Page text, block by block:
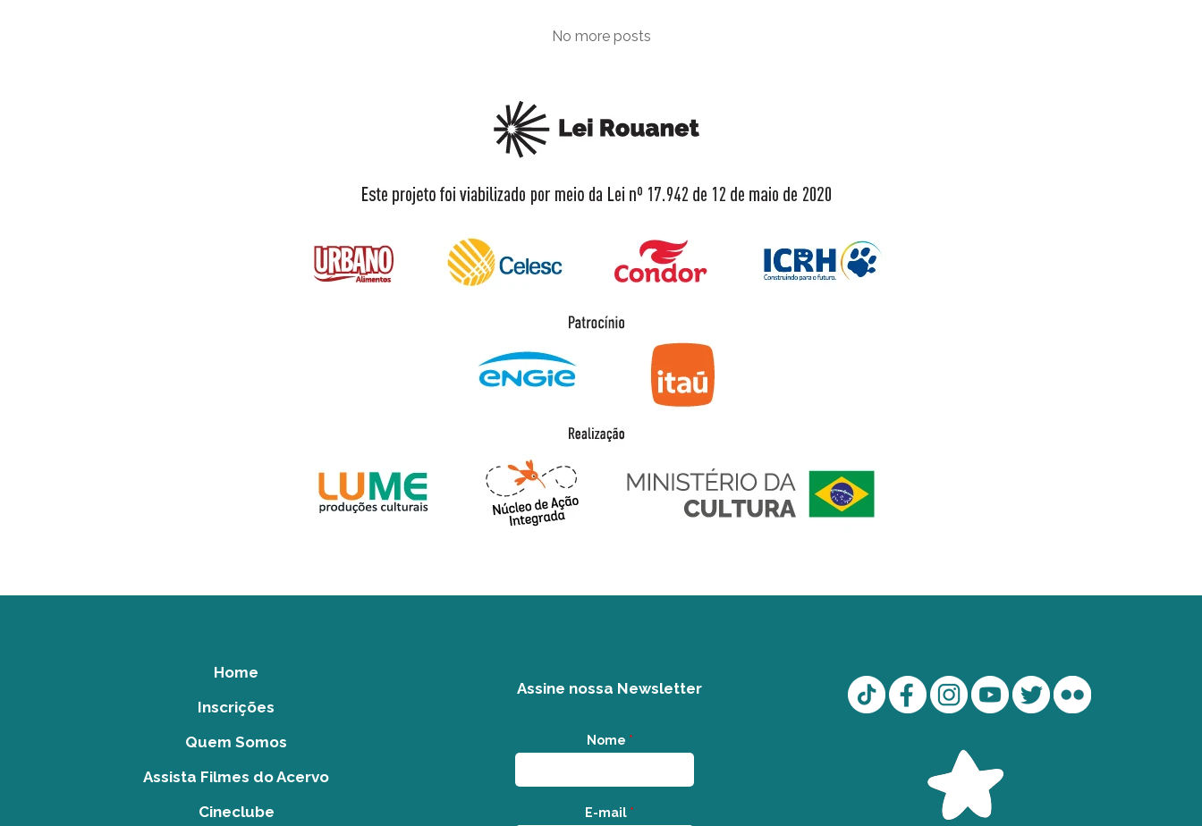
No more posts
Home
Inscrições
Quem Somos
Assista Filmes do Acervo
Cineclube
Assine nossa Newsletter
Nome *
E-mail *